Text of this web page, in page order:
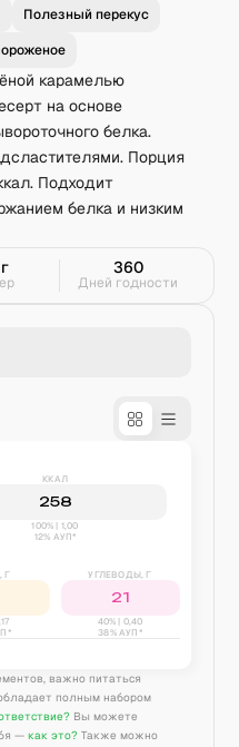
Полезный перекус
карамелью
на основе
белка.
Порция
Подходит
белка и низким
г 360
Дней годности
ККАЛ
258
100% | 1,00
12% АУП*
Г УГЛЕВОДЫ, Г
21
40% | 0,40
38% АУП*
важно питаться
полным набором
Вы можете
— как это? Также можно